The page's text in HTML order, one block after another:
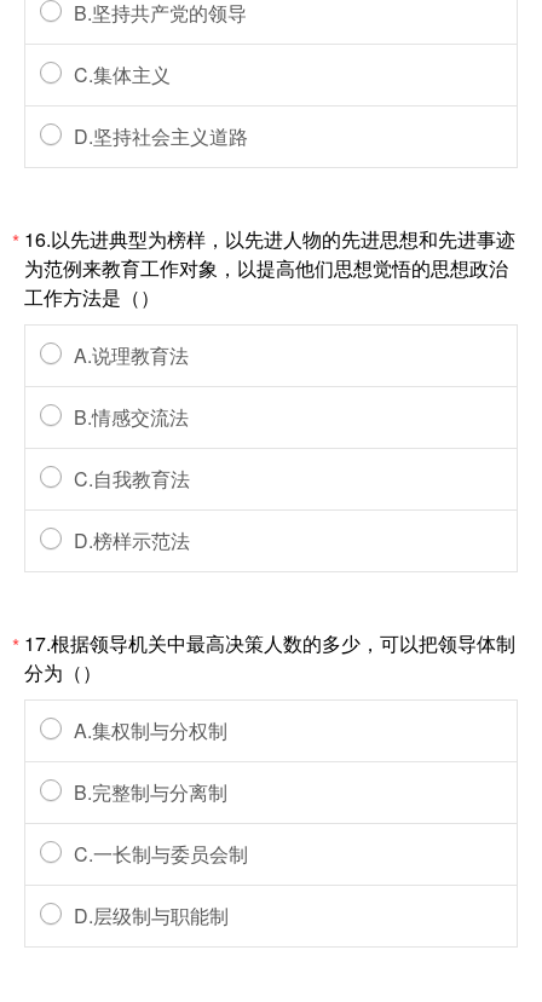
B.坚持共产党的领导
C.集体主义
D.坚持社会主义道路
* 16.以先进典型为榜样，以先进人物的先进思想和先进事迹
为范例来教育工作对象，以提高他们思想觉悟的思想政治
工作方法是（）
A.说理教育法
B.情感交流法
C.自我教育法
D.榜样示范法
* 17.根据领导机关中最高决策人数的多少，可以把领导体制
分为（）
A.集权制与分权制
B.完整制与分离制
C.一长制与委员会制
D.层级制与职能制